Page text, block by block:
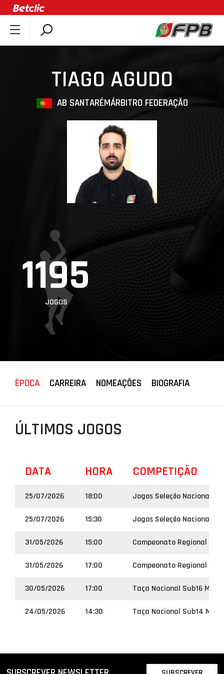
SOBRE A FPB
DOCUMENTOS
ÚLTIMAS
COMPETIÇÕES
ASSOCIAÇÕES
MINIBASQUETE
PROJETOS
LIGA BETCLIC
MASCULINA
LIGA BETCLIC
FEMININA
AB SANTARÉMÁRBITRO FEDERAÇÃO
TIAGO AGUDO
1195
JOGOS
ÉPOCA CARREIRA NOMEAÇÕES BIOGRAFIA
ÚLTIMOS JOGOS
DATA HORA COMPETIÇÃO
25/07/2026 18:00 Jogos Seleção Nacional
25/07/2026 15:30 Jogos Seleção Nacional
31/05/2026 15:00 Campeonato Regional
31/05/2026 17:00 Campeonato Regional
30/05/2026 17:00 Taça Nacional Sub16
24/05/2026 14:30 Taça Nacional Sub14